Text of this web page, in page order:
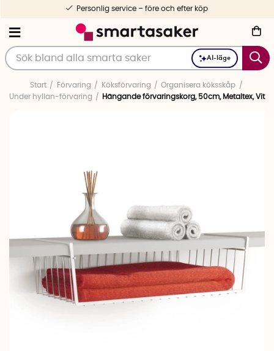
AI-läge
Personlig service – före och efter köp
Start Förvaring Köksförvaring
Organisera köksskåp
Under hyllan-förvaring
Hängande förvaringskorg, 50cm, Metaltex, Vit